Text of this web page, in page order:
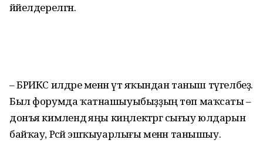
йәйелдерелгән.
– БРИКС илдәре менән үтә яҡындан таныш түгелбеҙ.
Был форумда ҡат­нашыуыбыҙҙың төп маҡсаты –
донъя кимәлендә яңы киңлектәргә сығыу юлдарын
байҡау, Рәсәй эшҡыуарлығы менән танышыу.